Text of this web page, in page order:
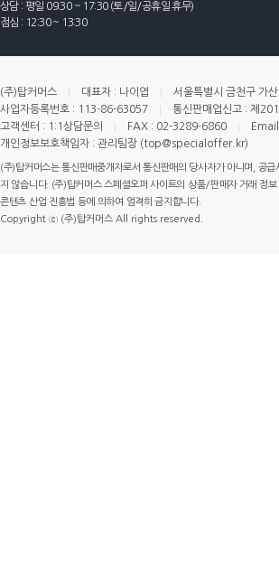
상담 : 평일 09:30 ~ 17:30 (토/일/공휴일 휴무)
점심 : 12:30 ~ 13:30
(주)탑커머스 대표자 : 나이엽
서울특별시 금천구 가
사업자등록번호 : 113-86-63057
통신판매업신고 : 제
고객센터 : 1:1상담문의
FAX : 02-3289-6860
개인정보보호책임자 : 관리팀장 (top@specialoffer.kr)
(주)탑커머스는 통신판매중개자로서 통신판매의 당사자가 아니며, 공
지 않습니다. (주)탑커머스 스페셜오퍼 사이트의 상품/판매자 거래 정
콘텐츠 산업 진흥법 등에 의하여 엄격히 금지합니다.
Copyright ⓒ (주)탑커머스 All rights reserved.